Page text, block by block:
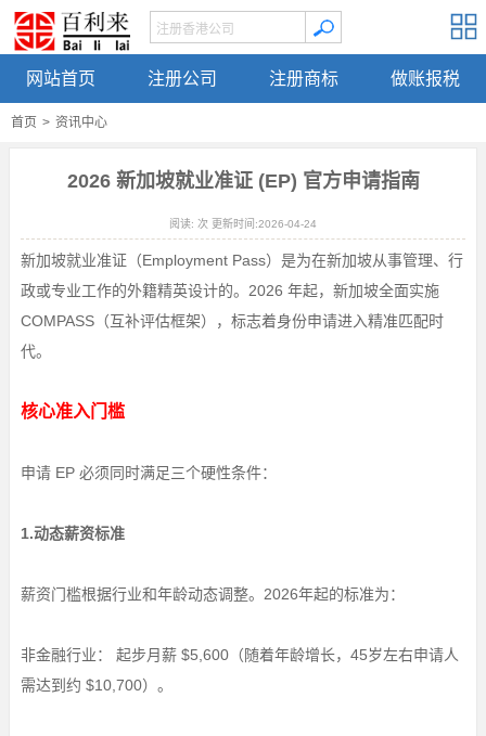
网站首页 注册公司 注册商标 做账报税
首页 > 资讯中心
2026 新加坡就业准证 (EP) 官方申请指南
阅读: 次 更新时间:2026-04-24
新加坡就业准证（Employment Pass）是为在新加坡从事管理、行
政或专业工作的外籍精英设计的。2026 年起，新加坡全面实施
COMPASS（互补评估框架），标志着身份申请进入精准匹配时
代。
核心准入门槛
申请 EP 必须同时满足三个硬性条件：
1.动态薪资标准
薪资门槛根据行业和年龄动态调整。2026年起的标准为：
非金融行业： 起步月薪 $5,600（随着年龄增长，45岁左右申请人
需达到约 $10,700）。